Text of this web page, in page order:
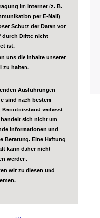
im Internet (z. B.
per E-Mail)
Schutz der Daten vor
durch Dritte nicht
ist.
uns die Inhalte unserer
zu halten.
Ausführungen
sind nach bestem
Kenntnisstand verfasst
handelt sich nicht um
Informationen und
Beratung. Eine Haftung
kann daher nicht
werden.
wir zu diesen und